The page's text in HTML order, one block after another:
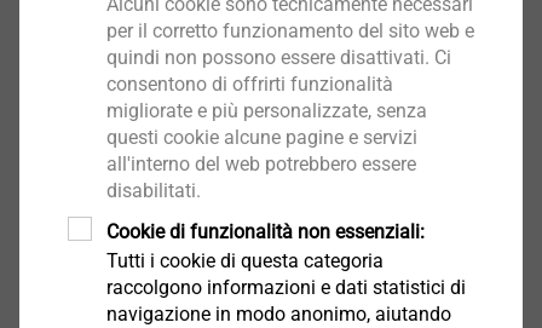
JZ7-6,3x22-E16,2
3290211711
per il corretto funzionamento del sito web e
quindi non possono essere disattivati. Ci
consentono di offrirti funzionalità
migliorate e più personalizzate, senza
questi cookie alcune pagine e servizi
all'interno del web potrebbero essere
disabilitati.
Cookie di funzionalità non essenziali:
Tutti i cookie di questa categoria
raccolgono informazioni e dati statistici di
navigazione in modo anonimo, aiutando